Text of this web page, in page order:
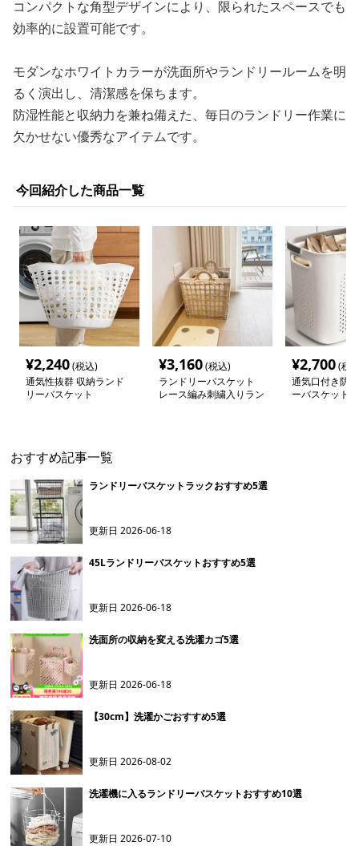
コンパクトな角型デザインにより、限られたスペースでも
効率的に設置可能です。
モダンなホワイトカラーが洗面所やランドリールームを明
るく演出し、清潔感を保ちます。
防湿性能と収納力を兼ね備えた、毎日のランドリー作業に
欠かせない優秀なアイテムです。
今回紹介した商品一覧
¥2,240(税込)
通気性抜群 収納ランド
リーバスケット
¥3,160(税込)
ランドリーバスケット
レース編み刺繍入りラン
¥2,700(税
通気口付き防
ーバスケット
おすすめ記事一覧
ランドリーバスケットラックおすすめ5選
更新日2026-06-18
45Lランドリーバスケットおすすめ5選
更新日2026-06-18
洗面所の収納を変える洗濯カゴ5選
更新日2026-06-18
【30cm】洗濯かごおすすめ5選
更新日2026-08-02
洗濯機に入るランドリーバスケットおすすめ10選
更新日2026-07-10